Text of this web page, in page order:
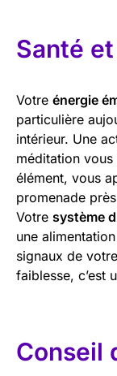
Santé
Votre énergie
particulière
intérieur. Une
méditation vous
élément, vous
promenade
Votre système
une
signaux de
faiblesse, c’est
Conseil